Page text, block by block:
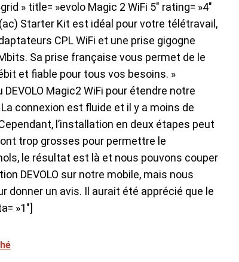
» title= »evolo Magic 2 WiFi 5″ rating= »4″
Starter Kit est idéal pour votre télétravail,
CPL WiFi et une prise gigogne
Sa prise française vous permet de le
et fiable pour tous vos besoins. »
Magic2 WiFi pour étendre notre
connexion est fluide et il y a moins de
l’installation en deux étapes peut
trop grosses pour permettre le
le résultat est là et nous pouvons couper
DEVOLO sur notre mobile, mais nous
donner un avis. Il aurait été apprécié que le
»1″]